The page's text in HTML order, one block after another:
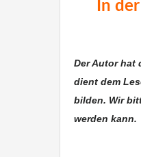
In
Der Autor hat
dient dem
bilden. Wir
werden kann.